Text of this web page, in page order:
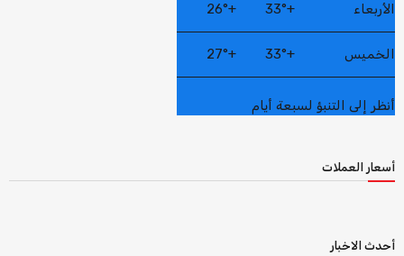
الأربعاء +
33°
+
26°
الخميس +
33°
+
27°
أنظر إلى التنبؤ لسبعة أيام
أسعار العملات
أحدث الاخبار